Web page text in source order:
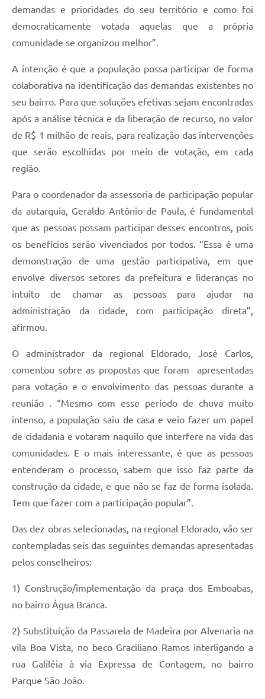
demandas e prioridades do seu território e como foi
democraticamente votada aquelas que a própria
comunidade se organizou melhor”.
A intenção é que a população possa participar de forma
colaborativa na identificação das demandas existentes no
seu bairro. Para que soluções efetivas sejam encontradas
após a análise técnica e da liberação de recurso, no valor
de R$ 1 milhão de reais, para realização das intervenções
que serão escolhidas por meio de votação, em cada
região.
Para o coordenador da assessoria de participação popular
da autarquia, Geraldo Antônio de Paula, é fundamental
que as pessoas possam participar desses encontros, pois
os benefícios serão vivenciados por todos. “Essa é uma
demonstração de uma gestão participativa, em que
envolve diversos setores da prefeitura e lideranças no
intuito de chamar as pessoas para ajudar na
administração da cidade, com participação direta”,
afirmou.
O administrador da regional Eldorado, José Carlos,
comentou sobre as propostas que foram apresentadas
para votação e o envolvimento das pessoas durante a
reunião . “Mesmo com esse período de chuva muito
intenso, a população saiu de casa e veio fazer um papel
de cidadania e votaram naquilo que interfere na vida das
comunidades. E o mais interessante, é que as pessoas
entenderam o processo, sabem que isso faz parte da
construção da cidade, e que não se faz de forma isolada.
Tem que fazer com a participação popular”.
Das dez obras selecionadas, na regional Eldorado, vão ser
contempladas seis das seguintes demandas apresentadas
pelos conselheiros:
1) Construção/implementação da praça dos Emboabas,
no bairro Água Branca.
2) Substituição da Passarela de Madeira por Alvenaria na
vila Boa Vista, no beco Graciliano Ramos interligando a
rua Galiléia à via Expressa de Contagem, no bairro
Parque São João.